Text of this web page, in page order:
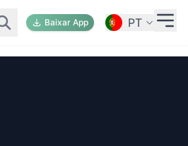
Baixar App PT